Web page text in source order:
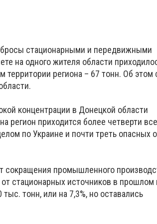
стационарными и передвижными
на одного жителя области
территории региона – 67 тонн. Об этом
концентрации в Донецкой области
регион приходится более четверти
по Украине и почти треть опасных
сокращения промышленного
стационарных источников в прошлом
тонн, или на 7,3%, но оставались